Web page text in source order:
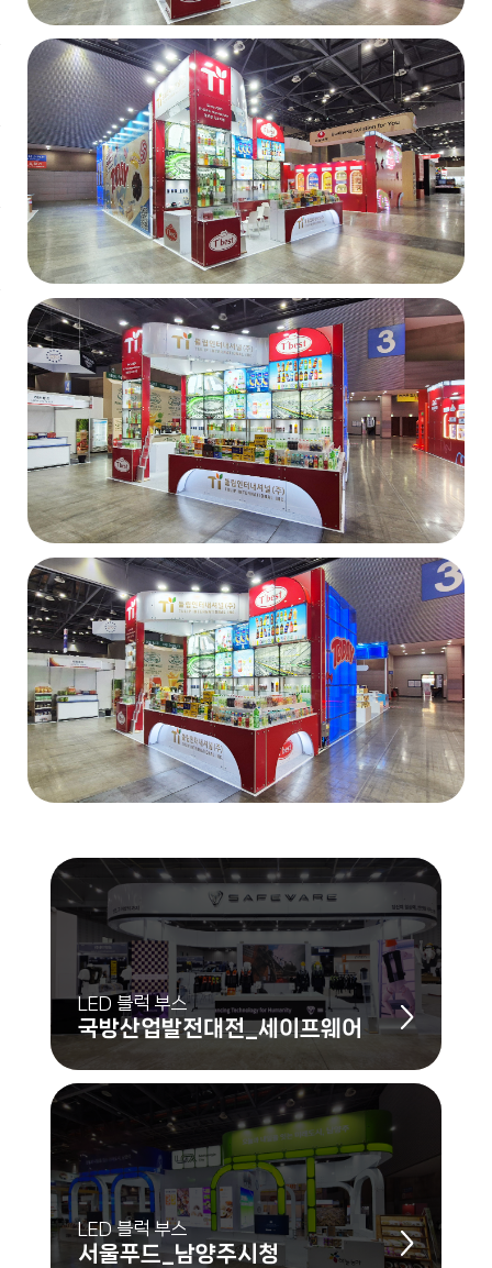
LED 블럭 부스
국방산업발전대전_세이프웨어
LED 블럭 부스
서울푸드_남양주시청